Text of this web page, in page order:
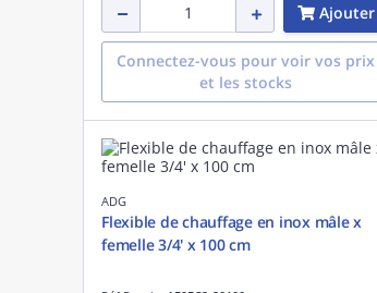
Ajouter
Connectez-vous pour voir vos prix
et les stocks
ADG
Flexible de chauffage en inox mâle x
femelle 3/4' x 100 cm